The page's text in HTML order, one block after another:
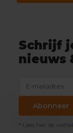
Schrijf
nieuws
Abonneer
* Lees hier de